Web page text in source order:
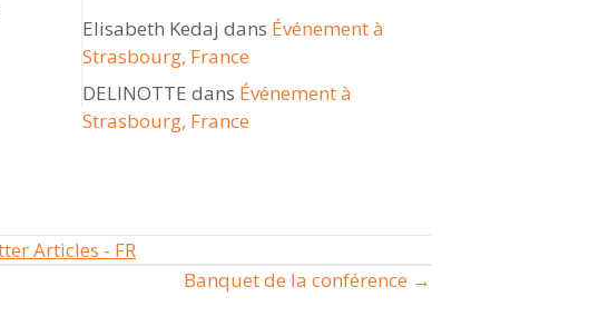
Elisabeth Kedaj dans Événement à
Strasbourg, France
DELINOTTE dans Événement à
Strasbourg, France
Articles - FR
Banquet de la conférence →